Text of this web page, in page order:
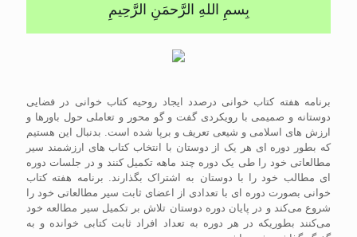
بِسمِ اللهِ الرَّحمَنِ الرَّحِيمِ
برنامه هفته کتاب خوانی درصدد ایجاد روحیه کتاب خوانی در فضایی
دوستانه و صمیمی با رویکردی گفت و گو محور و تعاملی حول باورها و
ارزش های اسلامی و شیعی تعریف و برپا شده است. بدنبال این هستیم
که بطور دوره ای هر یک از دوستان با انتخاب کتاب های ارزشمند سیر
مطالعاتی خود را طی یک دوره چند ماهه تکمیل کنند و در جلسات دوره
ای مطالب خود را با دوستان به اشتراک بگذارند. برنامه هفته کتاب
خوانی بصورت دوره ای با تعدادی از اعضای ثابت سیر مطالعاتی خود را
شروع می‌کند و در پایان دوره دوستان تلاش بر تکمیل سیر مطالعه خود
می‌کنند بطوریکه در هر دوره به تعداد افراد ثابت کتابی خوانده و به